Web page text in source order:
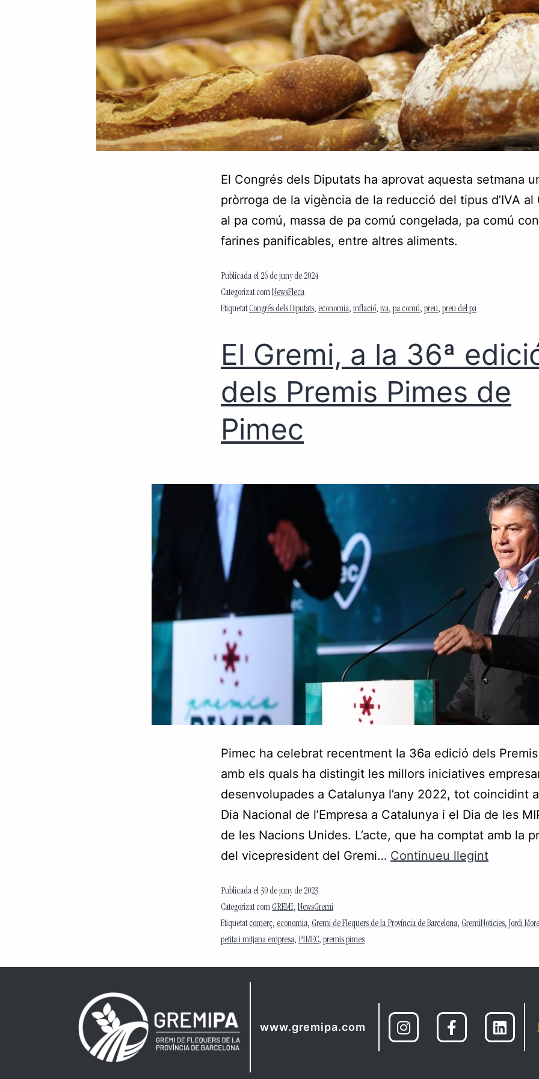
El Congrés dels Diputats ha aprovat aquesta setmana
pròrroga de la vigència de la reducció del tipus d’IVA al
al pa comú, massa de pa comú congelada, pa comú
farines panificables, entre altres aliments.
Publicada el 26 de juny de 2024
Categorizat comNewsFleca
EtiquetatCongrés dels Diputats, economia, inflació, iva, pa comú, preu, preu del pa
El Gremi, a la 36ª
dels Premis Pimes de
Pimec
Pimec ha celebrat recentment la 36a edició dels
amb els quals ha distingit les millors iniciatives
desenvolupades a Catalunya l’any 2022, tot coincidint
Dia Nacional de l’Empresa a Catalunya i el Dia de les
de les Nacions Unides. L’acte, que ha comptat amb la
del vicepresident del Gremi… Continueu llegint
Publicada el30 de juny de 2023
Categorizat com GREMI, NewsGremi
Etiquetatcomerç, economia, Gremi de Flequers de la Província de Barcelona, GremiNoticies, Jordi
petita i mitjana empresa, PIMEC, premis pimes
www.gremipa.com